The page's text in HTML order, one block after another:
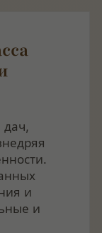
и
и